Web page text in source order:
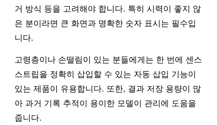
거 방식 등을 고려해야 합니다. 특히 시력이 좋지 않
은 분이라면 큰 화면과 명확한 숫자 표시는 필수입
니다.
고령층이나 손떨림이 있는 분들에게는 한 번에 센스
스트립을 정확히 삽입할 수 있는 자동 삽입 기능이
있는 제품이 유용합니다. 또한, 결과 저장 용량이 많
아 과거 기록 추적이 용이한 모델이 관리에 도움을
줍니다.